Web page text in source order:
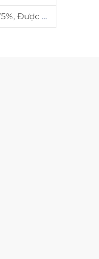
Châu Âu - Mỹ